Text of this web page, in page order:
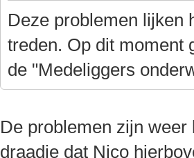
Deze problemen lijken
treden. Op dit moment
de "Medeliggers
De problemen zijn
draadje dat Nico